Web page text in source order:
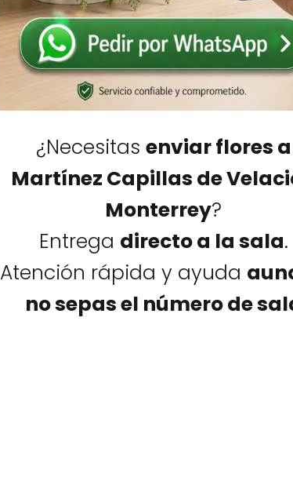
¿Necesitas enviar flores a
Martínez Capillas de
Monterrey?
Entrega directo a la sala.
Atención rápida y ayuda
no sepas el número de